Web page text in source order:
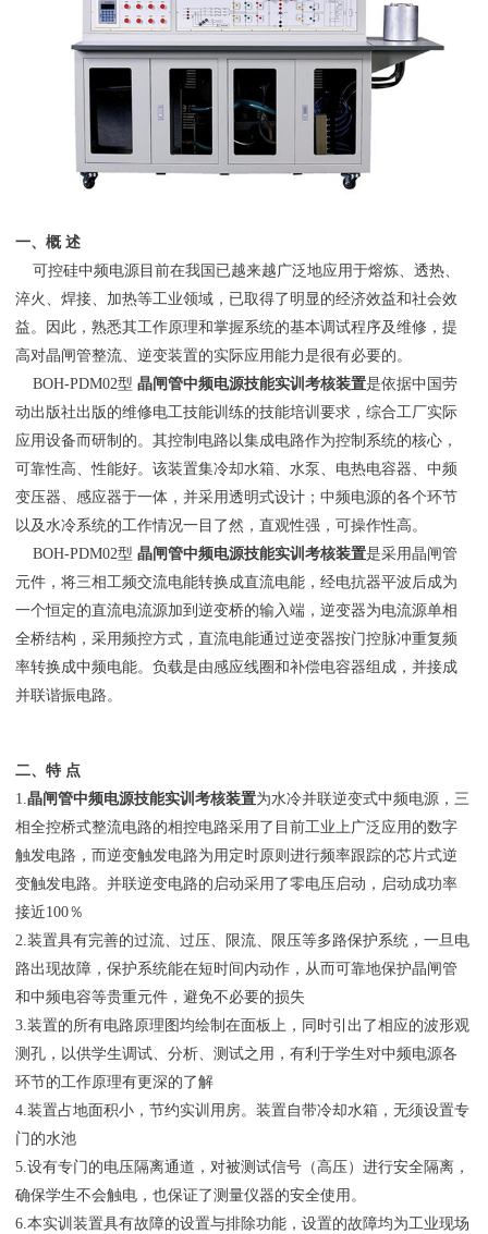
一、概 述
可控硅中频电源目前在我国已越来越广泛地应用于熔炼、透热、
淬火、焊接、加热等工业领域，已取得了明显的经济效益和社会效
益。因此，熟悉其工作原理和掌握系统的基本调试程序及维修，提
高对晶闸管整流、逆变装置的实际应用能力是很有必要的。
BOH-PDM02型 晶闸管中频电源技能实训考核装置是依据中国劳
动出版社出版的维修电工技能训练的技能培训要求，综合工厂实际
应用设备而研制的。其控制电路以集成电路作为控制系统的核心，
可靠性高、性能好。该装置集冷却水箱、水泵、电热电容器、中频
变压器、感应器于一体，并采用透明式设计；中频电源的各个环节
以及水冷系统的工作情况一目了然，直观性强，可操作性高。
BOH-PDM02型晶闸管中频电源技能实训考核装置是采用晶闸管
元件，将三相工频交流电能转换成直流电能，经电抗器平波后成为
一个恒定的直流电流源加到逆变桥的输入端，逆变器为电流源单相
全桥结构，采用频控方式，直流电能通过逆变器按门控脉冲重复频
率转换成中频电能。负载是由感应线圈和补偿电容器组成，并接成
并联谐振电路。
二、特 点
1.晶闸管中频电源技能实训考核装置为水冷并联逆变式中频电源，三
相全控桥式整流电路的相控电路采用了目前工业上广泛应用的数字
触发电路，而逆变触发电路为用定时原则进行频率跟踪的芯片式逆
变触发电路。并联逆变电路的启动采用了零电压启动，启动成功率
接近100％
2.装置具有完善的过流、过压、限流、限压等多路保护系统，一旦电
路出现故障，保护系统能在短时间内动作，从而可靠地保护晶闸管
和中频电容等贵重元件，避免不必要的损失
3.装置的所有电路原理图均绘制在面板上，同时引出了相应的波形观
测孔，以供学生调试、分析、测试之用，有利于学生对中频电源各
环节的工作原理有更深的了解
4.装置占地面积小，节约实训用房。装置自带冷却水箱，无须设置专
门的水池
5.设有专门的电压隔离通道，对被测试信号（高压）进行安全隔离，
确保学生不会触电，也保证了测量仪器的安全使用。
6.本实训装置具有故障的设置与排除功能，设置的故障均为工业现场